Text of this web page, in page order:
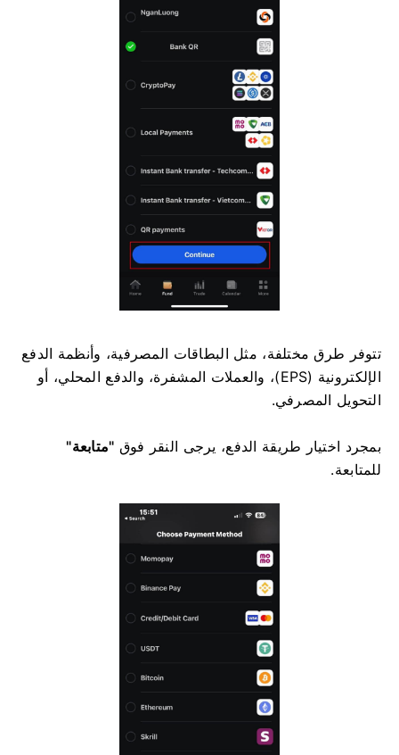
تتوفر طرق مختلفة، مثل البطاقات المصرفية، وأنظمة الدفع
الإلكترونية (EPS)، والعملات المشفرة، والدفع المحلي، أو
التحويل المصرفي.
بمجرد اختيار طريقة الدفع، يرجى النقر فوق "متابعة"
للمتابعة.